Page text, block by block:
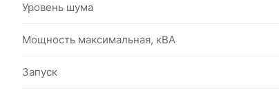
Уровень шума
Мощность максимальная, кВА
Запуск